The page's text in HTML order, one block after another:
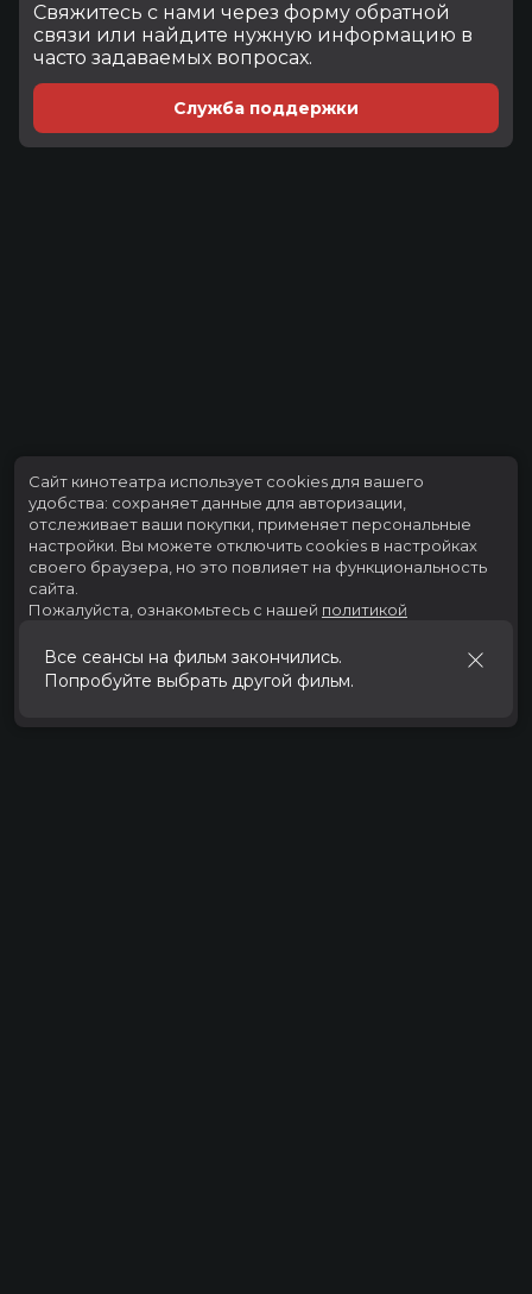
Cвяжитесь с нами через форму обратной
связи или найдите нужную информацию в
часто задаваемых вопросах.
Служба поддержки
Все сеансы на фильм закончились.
Попробуйте выбрать другой фильм.
Сайт кинотеатра использует cookies для вашего
удобства: сохраняет данные для авторизации,
отслеживает ваши покупки, применяет персональные
настройки. Вы можете отключить cookies в настройках
своего браузера, но это повлияет на функциональность
сайта.
Пожалуйста, ознакомьтесь с нашей политикой
Принять